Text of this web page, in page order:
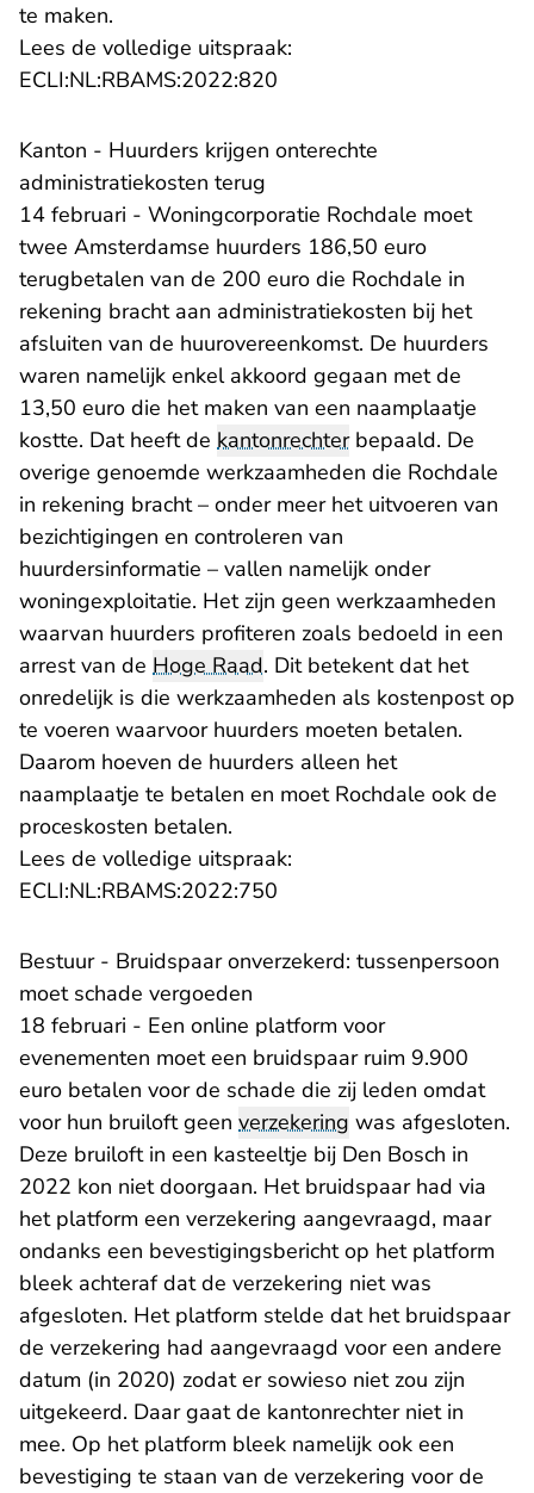
te maken.
Lees de volledige uitspraak:
ECLI:NL:RBAMS:2022:820
Kanton - Huurders krijgen onterechte
administratiekosten terug
14 februari - Woningcorporatie Rochdale moet
twee Amsterdamse huurders 186,50 euro
terugbetalen van de 200 euro die Rochdale in
rekening bracht aan administratiekosten bij het
afsluiten van de huurovereenkomst. De huurders
waren namelijk enkel akkoord gegaan met de
13,50 euro die het maken van een naamplaatje
kostte. Dat heeft de kantonrechterbepaald. De
overige genoemde werkzaamheden die Rochdale
in rekening bracht – onder meer het uitvoeren van
bezichtigingen en controleren van
huurdersinformatie – vallen namelijk onder
woningexploitatie. Het zijn geen werkzaamheden
waarvan huurders profiteren zoals bedoeld in een
arrest van de Hoge Raad. Dit betekent dat het
onredelijk is die werkzaamheden als kostenpost op
te voeren waarvoor huurders moeten betalen.
Daarom hoeven de huurders alleen het
naamplaatje te betalen en moet Rochdale ook de
proceskosten betalen.
Lees de volledige uitspraak:
ECLI:NL:RBAMS:2022:750
Bestuur - Bruidspaar onverzekerd: tussenpersoon
moet schade vergoeden
18 februari - Een online platform voor
evenementen moet een bruidspaar ruim 9.900
euro betalen voor de schade die zij leden omdat
voor hun bruiloft geen verzekering was afgesloten.
Deze bruiloft in een kasteeltje bij Den Bosch in
2022 kon niet doorgaan. Het bruidspaar had via
het platform een verzekering aangevraagd, maar
ondanks een bevestigingsbericht op het platform
bleek achteraf dat de verzekering niet was
afgesloten. Het platform stelde dat het bruidspaar
de verzekering had aangevraagd voor een andere
datum (in 2020) zodat er sowieso niet zou zijn
uitgekeerd. Daar gaat de kantonrechter niet in
mee. Op het platform bleek namelijk ook een
bevestiging te staan van de verzekering voor de